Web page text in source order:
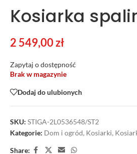
Kosiarka
2 549,00zł
Zapytaj o dostępność
Brak w magazynie
Dodaj do ulubionych
SKU: STIGA-2L0536548/ST2
Kategorie: Dom i ogród, Kosiarki,
Share: